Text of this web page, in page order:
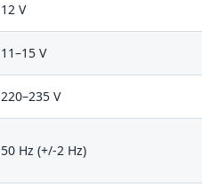
12 V
11–15 V
220–235 V
50 Hz (+/-2 Hz)